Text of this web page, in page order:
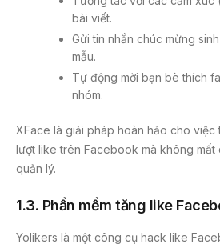
bài viết.
Gửi tin nhắn chúc mừng
mẫu.
Tự động mời bạn bè thích
nhóm.
XFace là giải pháp hoàn hảo cho việc
lượt like trên Facebook mà không mất
quản lý.
1.3. Phần mềm tăng like
Yolikers là một công cụ hack like